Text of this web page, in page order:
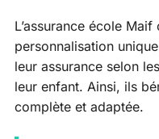
L’assurance école
personnalisation
leur assurance selon
leur enfant. Ainsi, ils
complète et adaptée.